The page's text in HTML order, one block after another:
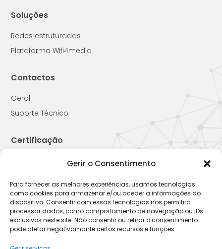
Gerir o Consentimento
Para fornecer as melhores experiências, usamos tecnologias
como cookies para armazenar e/ou aceder a informações do
dispositivo. Consentir com essas tecnologias nos permitirá
processar dados, como comportamento de navegação ou IDs
exclusivos neste site. Não consentir ou retirar o consentimento
pode afetar negativamante certos recursos e funções.
Soluções
Redes estruturadas
Plataforma Wifi4media
Contactos
Geral
Suporte Técnico
Certificação
2026 © W4M
Política de Cookies|Política de Privacidade|Termos e